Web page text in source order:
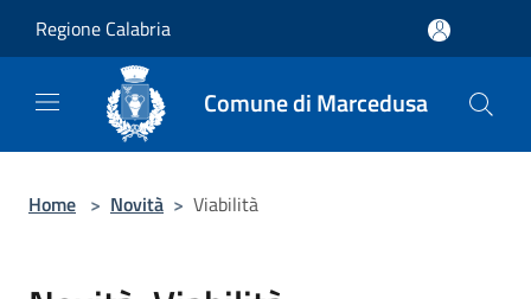
Regione Calabria
Comune di Marcedusa
Home > Novità > Viabilità